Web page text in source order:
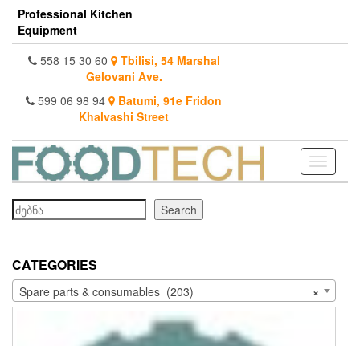
Skip
the
content
Professional Kitchen
Equipment
558 15 30 60
Tbilisi, 54 Marshal
Gelovani Ave.
599 06 98 94
Batumi, 91e Fridon
Khalvashi Street
Toggle
Search
Search
CATEGORIES
×
Spare parts & consumables (203)